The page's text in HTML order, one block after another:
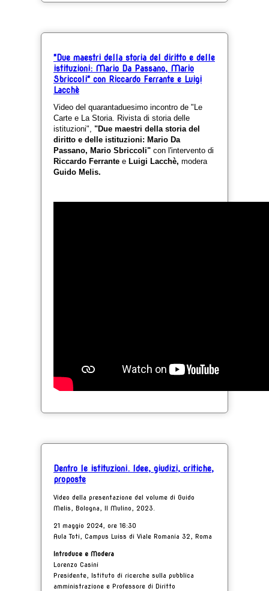
"Due maestri della storia del diritto e delle
istituzioni: Mario Da Passano, Mario
Sbriccoli" con Riccardo Ferrante e Luigi
Lacchè
Video del quarantaduesimo incontro de "Le
Carte e La Storia. Rivista di storia delle
istituzioni", "Due maestri della storia del
diritto e delle istituzioni: Mario Da
Passano, Mario Sbriccoli" con l'intervento di
Riccardo Ferrante e Luigi Lacchè, modera
Guido Melis.
Dentro le istituzioni. Idee, giudizi, critiche,
proposte
Video della presentazione del volume di Guido
Melis, Bologna, Il Mulino, 2023.
21 maggio 2024, ore 16:30
Aula Toti, Campus Luiss di Viale Romania 32, Roma
Introduce e Modera
Lorenzo Casini
Presidente, Istituto di ricerche sulla pubblica
amministrazione e Professore di Diritto